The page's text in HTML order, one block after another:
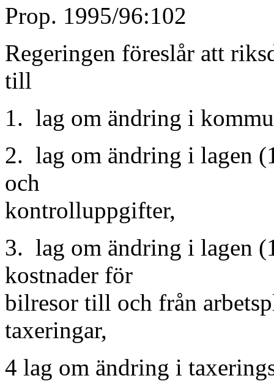
Prop. 1995/96:102
Regeringen föreslår att
till
1. lag om ändring i
2. lag om ändring i lagen
och
kontrolluppgifter,
3. lag om ändring i lagen
kostnader för
bilresor till och från
taxeringar,
4 lag om ändring i